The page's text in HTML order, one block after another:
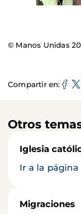
© Manos Unidas
Compartir en
Otros
Iglesia
Ir a la
Migraciones